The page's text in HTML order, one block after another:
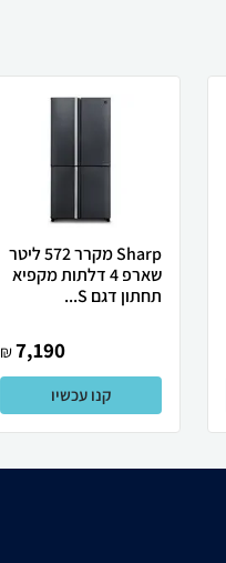
Sharp מקרר 572 ליטר
שארפ 4 דלתות מקפיא
תחתון דגם S...
7,190
₪
קנו עכשיו